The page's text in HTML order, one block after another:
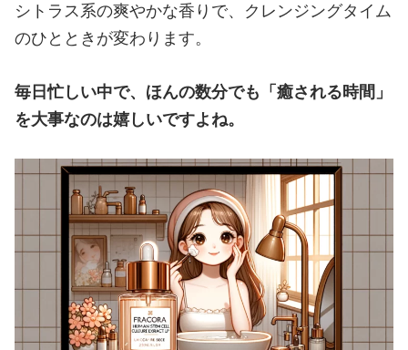
シトラス系の爽やかな香りで、クレンジングタイム
のひとときが変わります。
毎日忙しい中で、ほんの数分でも「癒される時間」
を大事なのは嬉しいですよね。